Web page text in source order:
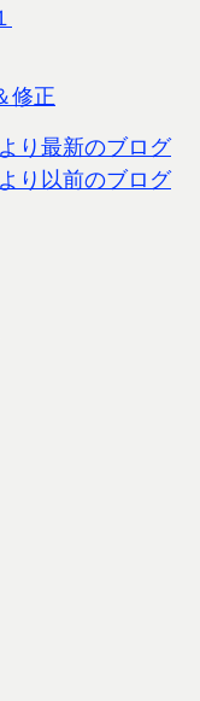
修正
より最新のブログ
より以前のブログ